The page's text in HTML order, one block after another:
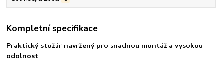
Kompletní specifikace
Praktický stožár navržený pro snadnou montáž a vysokou
odolnost